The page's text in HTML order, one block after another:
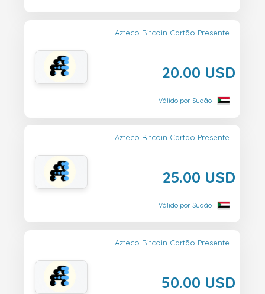
Azteco Bitcoin Cartão Presente
20.00 USD
Válido por Sudão
Azteco Bitcoin Cartão Presente
25.00 USD
Válido por Sudão
Azteco Bitcoin Cartão Presente
50.00 USD